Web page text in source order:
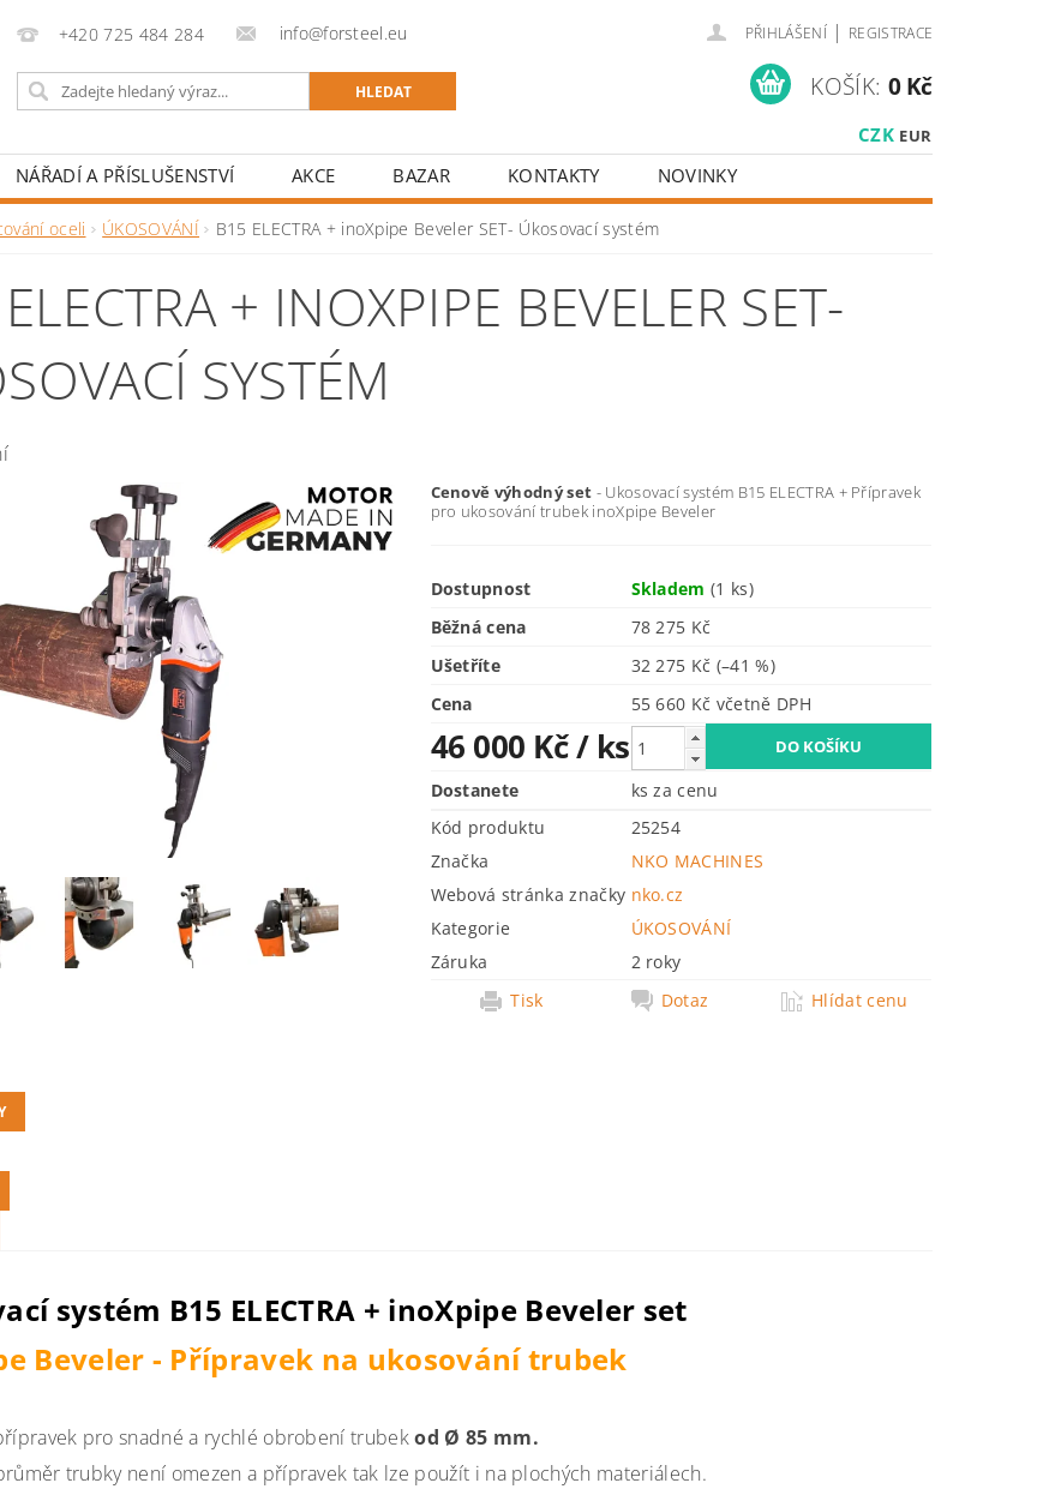
+420 725 484 284 info@forsteel.eu PŘIHLÁŠENÍ | REGISTRACE
CZK EUR
KOŠÍK: 0 Kč
NÁŘADÍ A PŘÍSLUŠENSTVÍ AKCE BAZAR KONTAKTY
NOVINKY
oceli ÚKOSOVÁNÍ B15 ELECTRA + inoXpipe Beveler SET- Úkosovací systém
+ INOXPIPE BEVELER SET-
SYSTÉM
Cenově výhodný set - Ukosovací systém B15 ELECTRA + Přípravek
pro ukosování trubek inoXpipe Beveler
Dostupnost Skladem(1 ks)
Běžná cena
78 275 Kč
Ušetříte
32 275 Kč (–41 %)
Cena
55 660 Kč včetně DPH
46 000 Kč/ ks
Dostanete
ks za cenu
Kód produktu
25254
Značka
NKO MACHINES
Webová stránka značky nko.cz
Kategorie
ÚKOSOVÁNÍ
Záruka
2 roky
Tisk
Dotaz Hlídat cenu
systém B15 ELECTRA + inoXpipe Beveler set
Beveler - Přípravek na ukosování trubek
pro snadné a rychlé obrobení trubekod Ø 85 mm.
trubky není omezen a přípravek tak lze použít i na plochých materiálech.